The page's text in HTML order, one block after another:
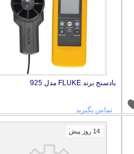
بادسنج برند FLUKE مدل 925
تماس بگیرید
14 روز پیش